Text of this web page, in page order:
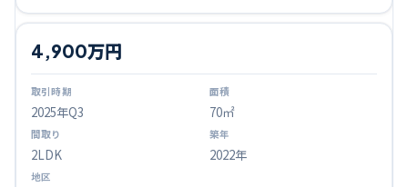
2025年Q3
4,900万円
70㎡
2LDK 2022年